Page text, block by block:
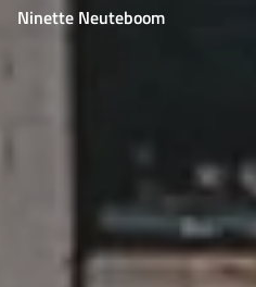
Ninette Neuteboom